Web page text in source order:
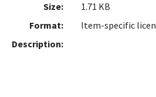
Size:
1.71 KB
Format:
Item-specific
Description: